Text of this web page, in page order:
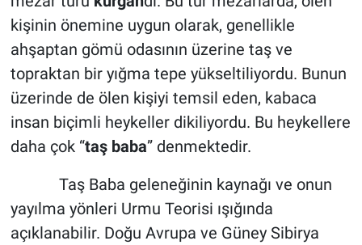
kişinin önemine uygun olarak, genellikle
ahşaptan gömü odasının üzerine taş ve
topraktan bir yığma tepe yükseltiliyordu. Bunun
üzerinde de ölen kişiyi temsil eden, kabaca
insan biçimli heykeller dikiliyordu. Bu heykellere
daha çok “taş baba” denmektedir.
Taş Baba geleneğinin kaynağı ve onun
yayılma yönleri Urmu Teorisi ışığında
açıklanabilir. Doğu Avrupa ve Güney Sibirya